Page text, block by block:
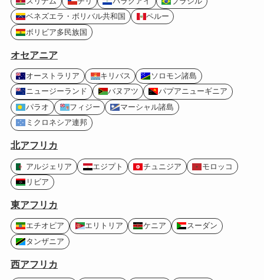
ベネズエラ・ボリバル共和国
ペルー
ボリビア多民族国
オセアニア
オーストラリア キリバス
ソロモン諸島
ニュージーランド
バヌアツ
パプアニューギニア
パラオ
フィジー
マーシャル諸島
ミクロネシア連邦
北アフリカ
アルジェリア エジプト チュニジア
モロッコ
リビア
東アフリカ
エチオピア エリトリア ケニア
スーダン
タンザニア
西アフリカ